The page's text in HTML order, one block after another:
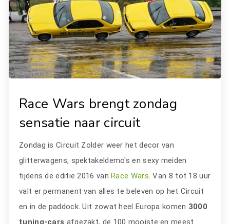
Race Wars brengt zondag
sensatie naar circuit
Zondag is Circuit Zolder weer het decor van
glitterwagens, spektakeldemo's en sexy meiden
tijdens de editie 2016 vanRace Wars. Van 8 tot 18 uur
valt er permanent van alles te beleven op het Circuit
en in de paddock. Uit zowat heel Europa komen 3000
tuning-cars afgezakt, de 100 mooiste en meest